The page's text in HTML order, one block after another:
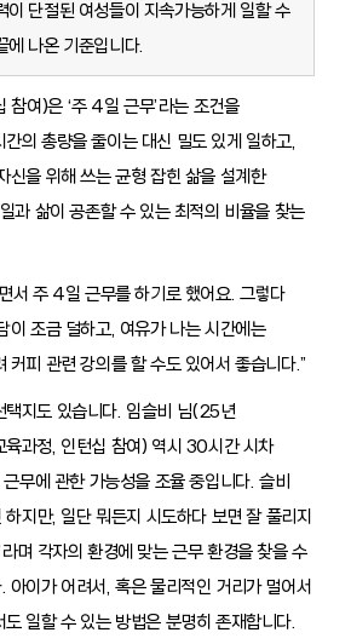
이 단절된 여성들이 지속가능하게 일할 수
에 나온 기준입니다.
여)은 ‘주 4일 근무’라는 조건을
의 총량을 줄이는 대신 밀도 있게 일하고,
신을 위해 쓰는 균형 잡힌 삶을 설계한
과 삶이 공존할 수 있는 최적의 비율을 찾는
서 주 4일 근무를 하기로 했어요. 그렇다
이 조금 덜하고, 여유가 나는 시간에는
커피 관련 강의를 할 수도 있어서 좋습니다.”
택지도 있습니다. 임슬비 님(25년
육과정, 인턴십 참여) 역시 30시간 시차
무에 관한 가능성을 조율 중입니다. 슬비
하지만, 일단 뭐든지 시도하다 보면 잘 풀리지
며 각자의 환경에 맞는 근무 환경을 찾을 수
아이가 어려서, 혹은 물리적인 거리가 멀어서
일할 수 있는 방법은 분명히 존재합니다.